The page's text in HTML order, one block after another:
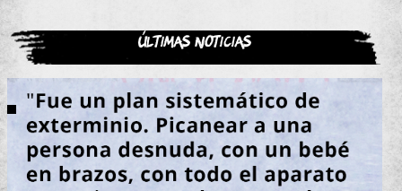
Últimas noticias